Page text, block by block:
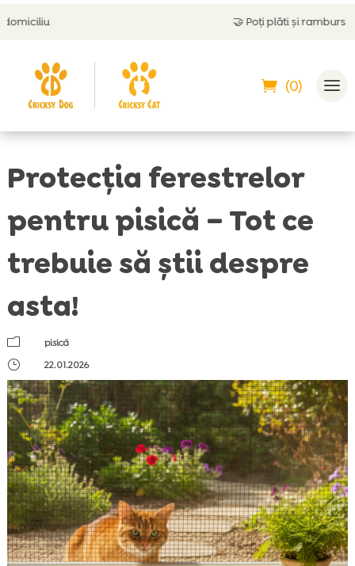
Poți plăti și ramburs
(0)
Protecția ferestrelor
pentru pisică – Tot ce
trebuie să știi despre
asta!
m
pisică
}
22.01.2026